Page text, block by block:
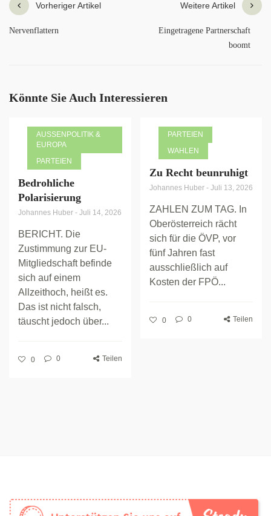
Vorheriger Artikel
Nervenflattern
Weitere Artikel
Eingetragene Partnerschaft
boomt
Könnte Sie Auch Interessieren
AUSSENPOLITIK & E
UROPA
PARTEIEN
Bedrohliche
Polarisierung
Johannes Huber - Juli 14, 2026
BERICHT. Die
Zustimmung zur EU-
Mitgliedschaft befinde
sich auf einem
Allzeithoch, heißt es.
Das ist nicht falsch,
täuscht jedoch über...
0 0 Teilen
PARTEIEN
WAHLEN
Zu Recht beunruhigt
Johannes Huber - Juli 13, 2026
ZAHLEN ZUM TAG. In
Oberösterreich rächt
sich für die ÖVP, vor
fünf Jahren fast
ausschließlich auf
Kosten der FPÖ...
0 0 Teilen